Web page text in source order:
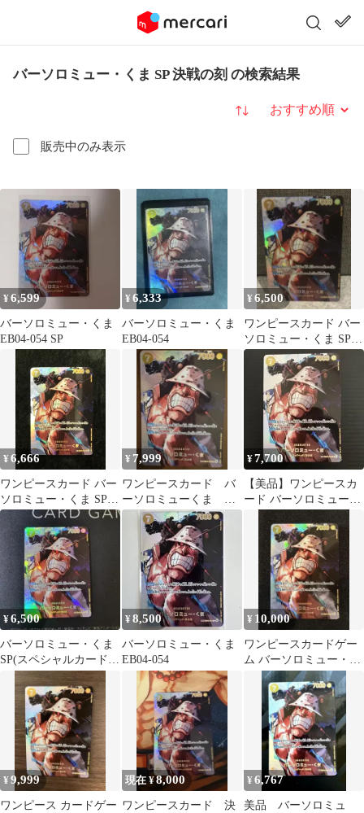
バーソロミュー・くま SP 決戦の刻 の検索結果
販売中のみ表示
並び替え
¥6,599
バーソロミュー・くま
EB04-054 SP
¥6,333
バーソロミュー・くま
EB04-054
¥6,500
ワンピースカード バー
ソロミュー・くま SP
EB04-054 決戦の刻
¥6,666
ワンピースカード バー
ソロミュー・くま SP R
EB04-054 「ブースター
パック 決戦の刻【OP-
16】」
¥ 7,999
ワンピースカード バ
ーソロミューくま Ｓ
Ｐ
¥7,700
【美品】ワンピースカ
ード バーソロミュー・
¥6,500
バーソロミュー・くま
SP(スペシャルカード)
EB04-054
¥8,500
バーソロミュー・くま
EB04-054
¥ 10,000
ワンピースカードゲー
ム バーソロミュー・く
ま SP EB04-054 決戦の
¥9,999
ワンピース カードゲー
現在 ¥8,000
ワンピースカード 決
¥6,767
美品 バーソロミュ